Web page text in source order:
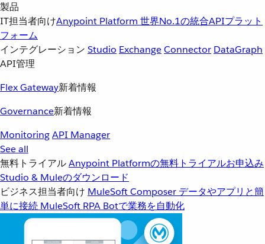
製品
IT担当者向けAnypoint Platform 世界No.1の統合APIプラット
フォーム
インテグレーション Studio ExchangeConnector DataGraph
API管理
Flex Gateway新着情報
Governance新着情報
MonitoringAPI Manager
See all
無料トライアルAnypoint Platformの無料トライアルお申込み
Studio & Muleのダウンロード
ビジネス担当者向け MuleSoft Composer データやアプリと簡
単に接続 MuleSoft RPA Botで業務を自動化